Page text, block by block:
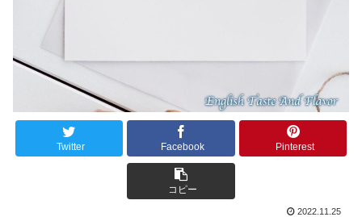
Twitter Facebook Pinterest
コピー
2022.11.25